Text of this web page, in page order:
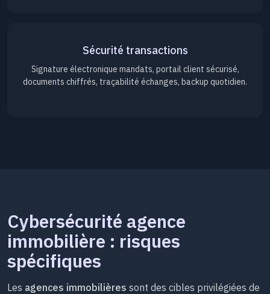
Sécurité transactions
Signature électronique mandats, portail client sécurisé,
documents chiffrés, traçabilité échanges, backup quotidien.
Cybersécurité agence
immobilière : risques
spécifiques
Les agences immobilières sont des cibles privilégiées de